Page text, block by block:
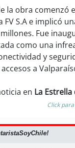
la obra comenzó
S.A e implicó
Fue
como una
y
a
en La
Click